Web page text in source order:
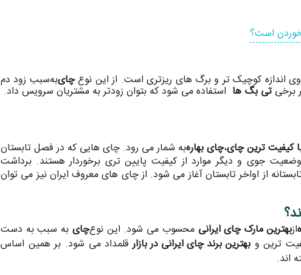
است؟
اندازه کوچیک تر و برگ های ریزتری است. از این نوعچایبهسبب زود دم
برخی تی بگ ها استفاده می شود که بتوان زودتر به مشتریان سرویس داد.
کیفیت ترین چای،چای بهارهبه شمار می رود. چای هایی که در فصل تابستان
جوی و دیگر موارد از کیفیت پایین تری برخوردار هستند. برداشت
از اواخر تابستان آغاز می شود. از چای های معروف ایران نیز می توان
ازبهترین مارک چای ایرانی محسوب می شود. این نوعچای به سبب به دست
ترین و بهترین برند چای ایرانی در بازارقلمداد می شود. بر همین اساس
اند.